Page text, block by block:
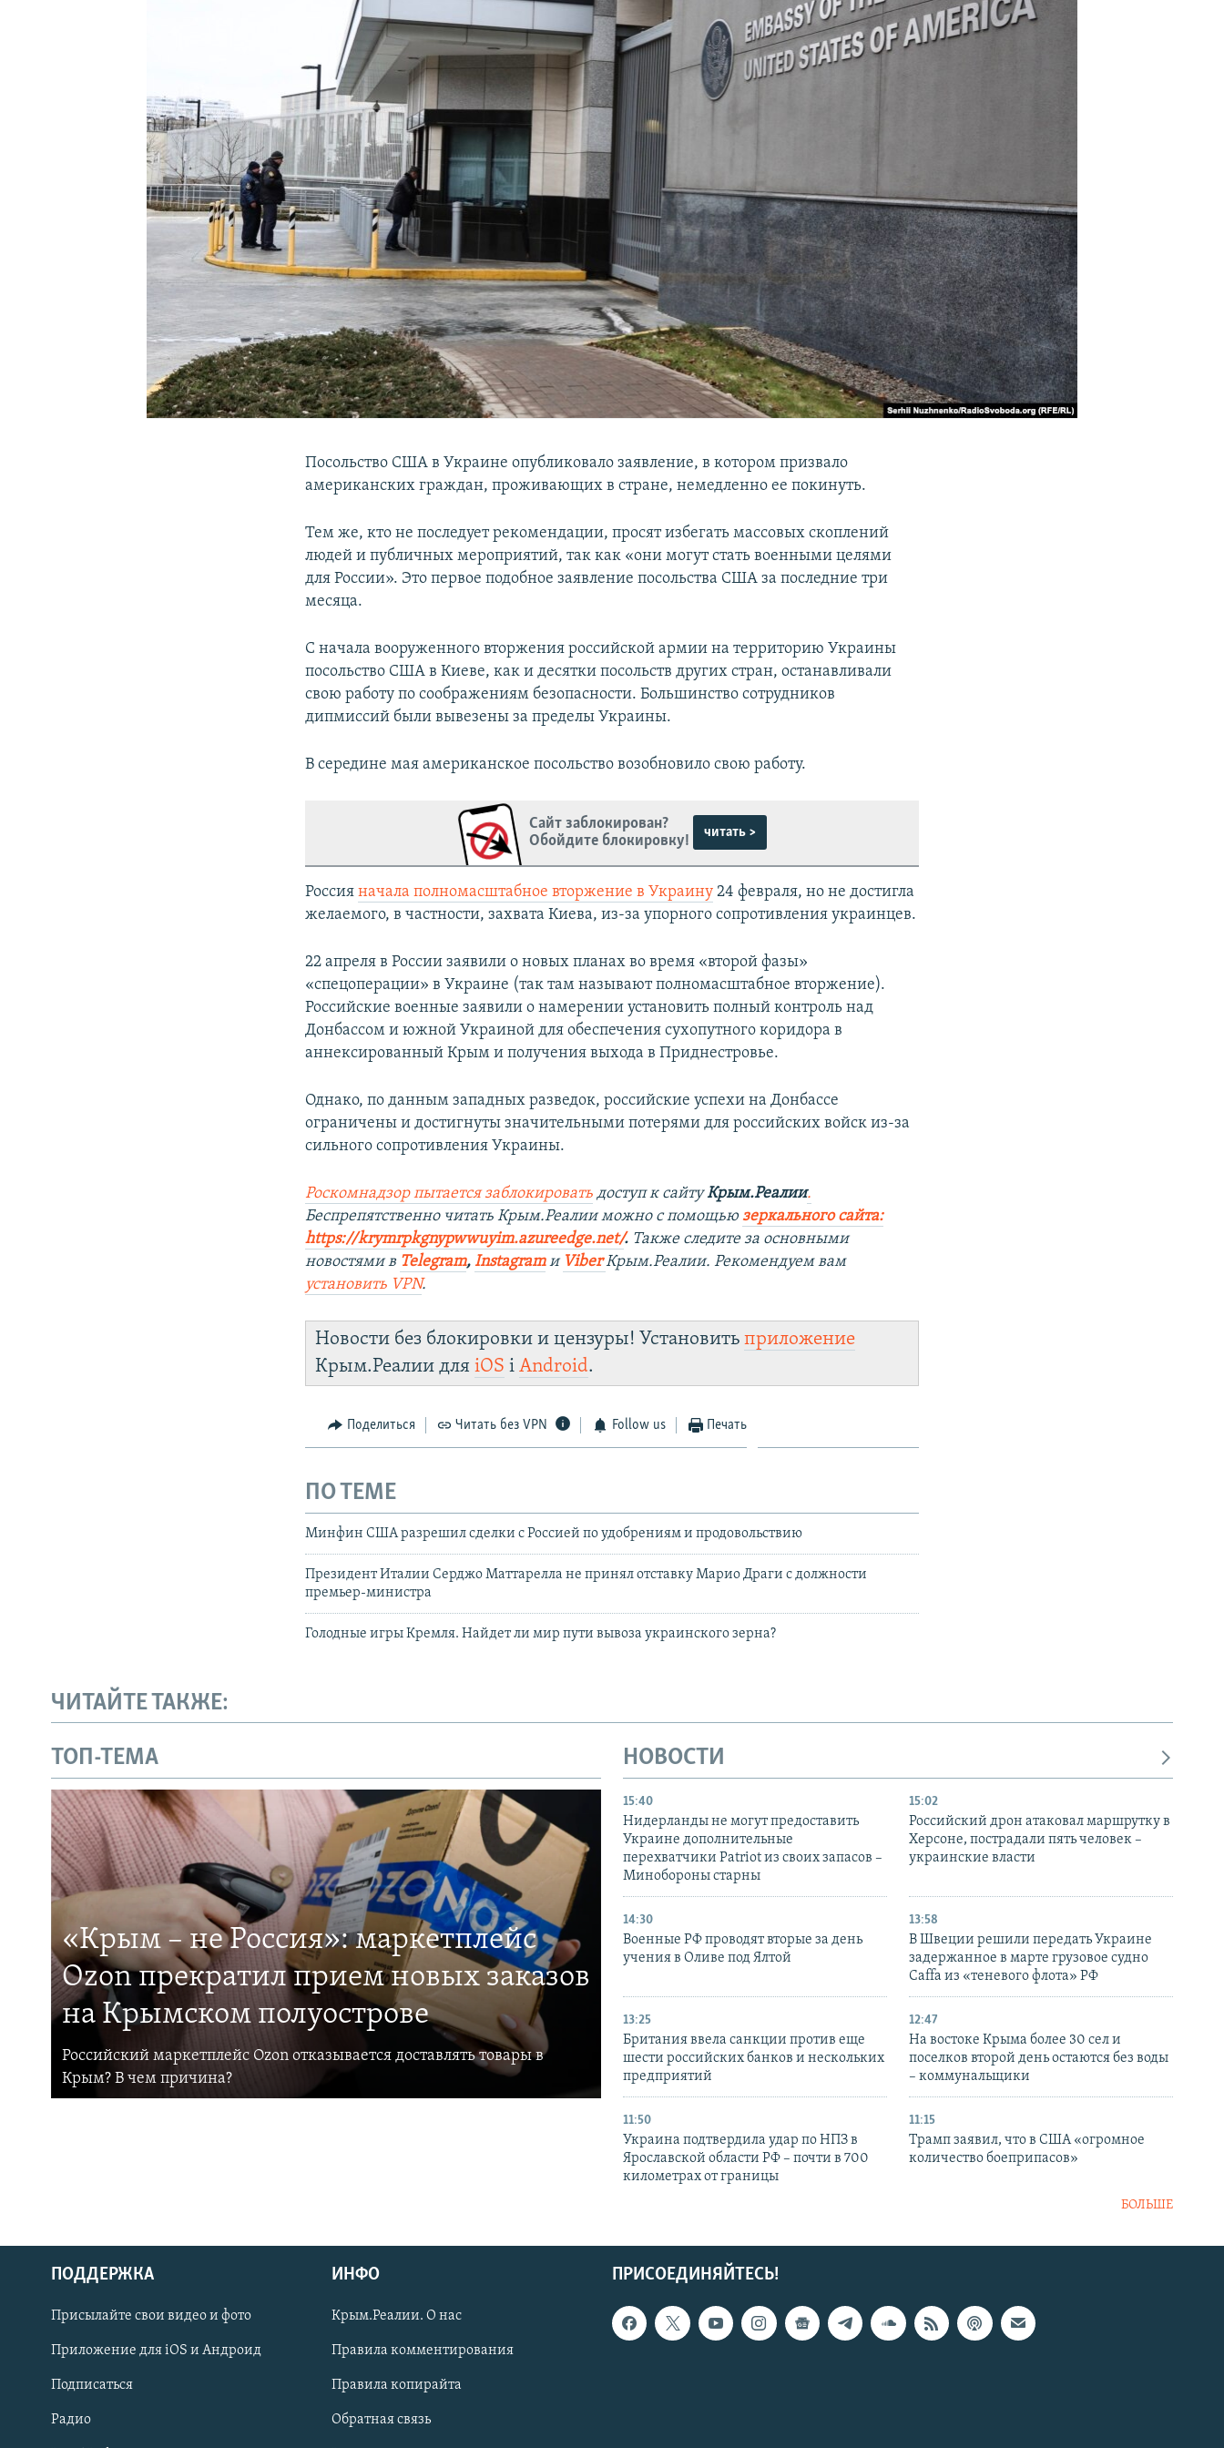
УКРАИНСКАЯ ПРОБЛЕМА КРЫМА
Українською
Qırımtatar
ПРИСОЕДИНЯЙТЕСЬ!
Посольство США в Украине опубликовало заявление, в котором призвало
американских граждан, проживающих в стране, немедленно ее покинуть.
Тем же, кто не последует рекомендации, просят избегать массовых скоплений
людей и публичных мероприятий, так как «они могут стать военными целями
для России». Это первое подобное заявление посольства США за последние три
месяца.
С начала вооруженного вторжения российской армии на территорию Украины
посольство США в Киеве, как и десятки посольств других стран, останавливали
свою работу по соображениям безопасности. Большинство сотрудников
дипмиссий были вывезены за пределы Украины.
В середине мая американское посольство возобновило свою работу.
Сайт заблокирован?
Обойдите блокировку!
читать >
Россияначала полномасштабное вторжение в Украину 24 февраля, но не достигла
желаемого, в частности, захвата Киева, из-за упорного сопротивления украинцев.
22 апреля в России заявили о новых планах во время «второй фазы»
«спецоперации» в Украине (так там называют полномасштабное вторжение).
Российские военные заявили о намерении установить полный контроль над
Донбассом и южной Украиной для обеспечения сухопутного коридора в
аннексированный Крым и получения выхода в Приднестровье.
Однако, по данным западных разведок, российские успехи на Донбассе
ограничены и достигнуты значительными потерями для российских войск из-за
сильного сопротивления Украины.
Роскомнадзор пытается заблокировать доступ к сайтуКрым.Реалии.
Беспрепятственно читать Крым.Реалии можно с помощьюзеркального сайта:
https://krymrpkgnypwwuyim.azureedge.net/. Также следите за основными
новостями в Telegram,Instagramи ViberКрым.Реалии. Рекомендуем вам
установить VPN.
Новости без блокировки и цензуры! Установитьприложение
Крым.Реалии дляiOS іAndroid.
Поделиться Читать без VPN Follow us Печать
ПО ТЕМЕ
Минфин США разрешил сделки с Россией по удобрениям и продовольствию
Президент Италии Серджо Маттарелла не принял отставку Марио Драги с должности
премьер-министра
Голодные игры Кремля. Найдет ли мир пути вывоза украинского зерна?
ЧИТАЙТЕ ТАКЖЕ:
ТОП-ТЕМА
«Крым – не Россия»: маркетплейс
Ozon прекратил прием новых заказов
на Крымском полуострове
Российский маркетплейс Ozon отказывается доставлять товары в
Крым? В чем причина?
НОВОСТИ
15:40
Нидерланды не могут предоставить
Украине дополнительные
перехватчики Patriot из своих запасов –
Минобороны старны
15:02
Российский дрон атаковал маршрутку в
Херсоне, пострадали пять человек –
украинские власти
14:30
Военные РФ проводят вторые за день
учения в Оливе под Ялтой
13:58
В Швеции решили передать Украине
задержанное в марте грузовое судно
Caffa из «теневого флота» РФ
13:25
Британия ввела санкции против еще
шести российских банков и нескольких
предприятий
12:47
На востоке Крыма более 30 сел и
поселков второй день остаются без воды
– коммунальщики
11:50
Украина подтвердила удар по НПЗ в
Ярославской области РФ – почти в 700
километрах от границы
11:15
Трамп заявил, что в США «огромное
количество боеприпасов»
БОЛЬШЕ
ПРИСОЕДИНЯЙТЕСЬ!
ПОДДЕРЖКА
Присылайте свои видео и фото
Приложение для iOS и Андроид
Подписаться
Радио
ИНФО
Крым.Реалии. О нас
Правила комментирования
Правила копирайта
Обратная связь